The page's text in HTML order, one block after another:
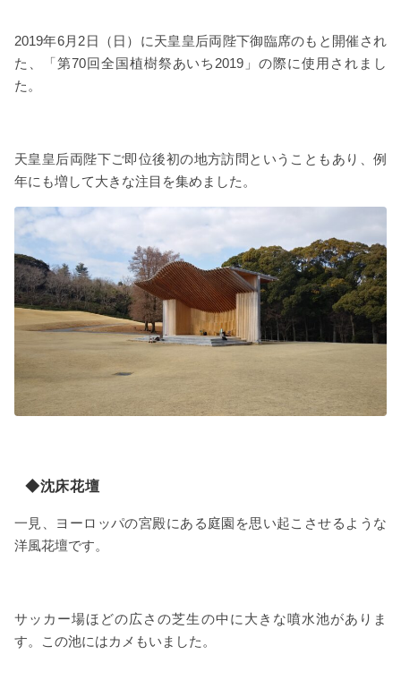
2019年6月2日（日）に天皇皇后両陛下御臨席のもと開催され
た、「第70回全国植樹祭あいち2019」の際に使用されまし
た。
天皇皇后両陛下ご即位後初の地方訪問ということもあり、例
年にも増して大きな注目を集めました。
◆沈床花壇
一見、ヨーロッパの宮殿にある庭園を思い起こさせるような
洋風花壇です。
サッカー場ほどの広さの芝生の中に大きな噴水池がありま
す。この池にはカメもいました。